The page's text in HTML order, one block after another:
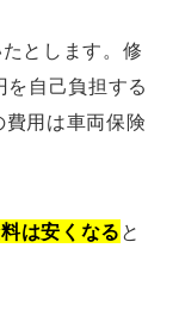
とします。修
自己負担する
用は車両保険
は安くなる と